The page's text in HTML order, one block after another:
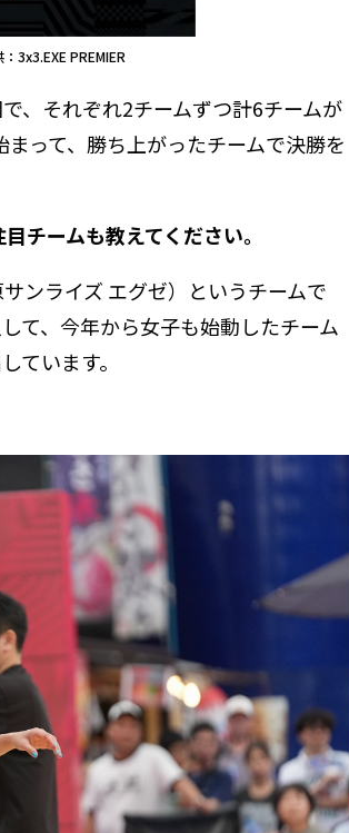
3x3.EXE PREMIER
、それぞれ2チームずつ計6チームが
って、勝ち上がったチームで決勝を
チームも教えてください。
ンライズ エグゼ）というチームで
て、今年から女子も始動したチーム
ています。